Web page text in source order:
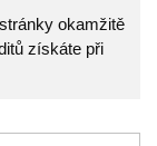
okamžitě
získáte při